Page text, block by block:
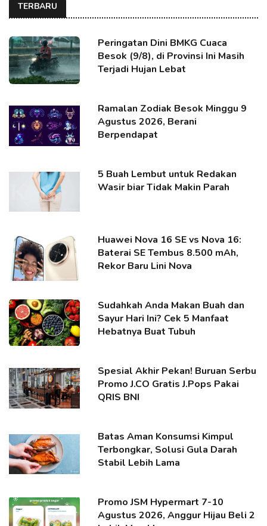
TERBARU
Peringatan Dini BMKG Cuaca
Besok (9/8), di Provinsi Ini Masih
Terjadi Hujan Lebat
Ramalan Zodiak Besok Minggu 9
Agustus 2026, Berani
Berpendapat
5 Buah Lembut untuk Redakan
Wasir biar Tidak Makin Parah
Huawei Nova 16 SE vs Nova 16:
Baterai SE Tembus 8.500 mAh,
Rekor Baru Lini Nova
Sudahkah Anda Makan Buah dan
Sayur Hari Ini? Cek 5 Manfaat
Hebatnya Buat Tubuh
Spesial Akhir Pekan! Buruan Serbu
Promo J.CO Gratis J.Pops Pakai
QRIS BNI
Batas Aman Konsumsi Kimpul
Terbongkar, Solusi Gula Darah
Stabil Lebih Lama
Promo JSM Hypermart 7-10
Agustus 2026, Anggur Hijau Beli 2